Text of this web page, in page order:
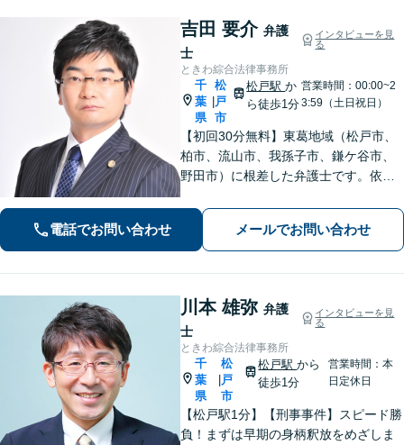
吉田 要介 弁護
士
インタビューを見
る
ときわ綜合法律事務所
千
葉
県
松
戸
市
松戸駅か
ら徒歩1分
営業時間：00:00~2
3:59（土日祝日）
【初回30分無料】東葛地域（松戸市、
柏市、流山市、我孫子市、鎌ケ谷市、
野田市）に根差した弁護士です。依頼
の解決に当たります。離婚・交通事
故・債務整理をはじめとする諸問題に
お困りの際はまずはご相談下さい。
電話でお問い合わせ メールでお問い合わせ
川本 雄弥 弁護
士
インタビューを見
る
ときわ綜合法律事務所
千
葉
県
松
戸
市
松戸駅から
徒歩1分
営業時間：本
日定休日
【松戸駅1分】【刑事事件】スピード勝
負！まずは早期の身柄釈放をめざしま